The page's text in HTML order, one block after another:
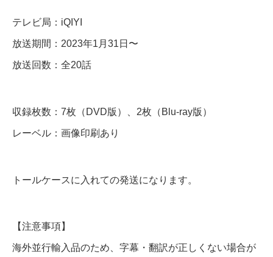
D
V
D
l
u
r
テレビ局：iQIYI
放送期間：2023年1月31日〜
放送回数：全20話
収録枚数：7枚（DVD版）、2枚（Blu-ray版）
レーベル：画像印刷あり
トールケースに入れての発送になります。
【注意事項】
海外並行輸入品のため、字幕・翻訳が正しくない場合が